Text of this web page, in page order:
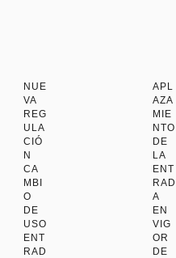
NUE
VA
REG
ULA
CIÓ
N
CA
MBI
O
DE
USO
ENT
RAD
APL
AZA
MIE
NTO
DE
LA
ENT
RAD
A
EN
VIG
OR
DE